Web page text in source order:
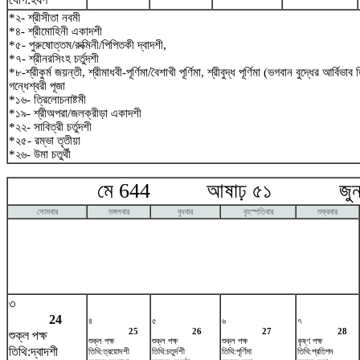
*২- শ্রীসীতা নবমী
*৪- শ্রীমোহিনী একাদশী
*৫- পুরুষোত্তম/রুক্মিনী/পিপিতকী দ্বাদশী,
*৭- শ্রীনরসিংহ চর্তুদশী
*৮-শ্রীকুর্ম জয়ন্তী, শ্রীমাধবী-পূর্ণিমা/বৈশাখী পূর্ণিমা, শ্রীবুদ্ধ পূর্ণিমা (ভগবান বুদ্ধের
গন্ধেশ্বরী পূজা
*১৬- ত্রিলোচনাষ্টমী
*১৯- শ্রীঅপরা/জলক্রীড়া একাদশী
*২২- সাবিত্রী চর্তুদশী
*২৫- রম্ভা তৃতীয়া
*২৬- উমা চতুর্থী
মে 644 আষাঢ় ৫১ জুন
সোমবার মঙ্গলবার বুধবার বৃহস্পতিবার শুক্রবার
৩
24
শুক্ল পক্ষ
তিথি:দ্বাদশী
৪
25
শুক্ল পক্ষ
তিথি:ত্রয়োদশী
৫
26
শুক্ল পক্ষ
তিথি:চতুর্দশী
৬
27
শুক্ল পক্ষ
তিথি:পূর্ণিমা
৭
28
কৃষ্ণ পক্ষ
তিথি:প্রতিপদ